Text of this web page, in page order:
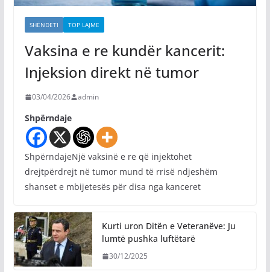
SHËNDETI TOP LAJME
Vaksina e re kundër kancerit:
Injeksion direkt në tumor
03/04/2026 admin
Shpërndaje
ShpërndajeNjë vaksinë e re që injektohet
drejtpërdrejt në tumor mund të rrisë ndjeshëm
shanset e mbijetesës për disa nga kanceret
Kurti uron Ditën e Veteranëve: Ju
lumtë pushka luftëtarë
30/12/2025